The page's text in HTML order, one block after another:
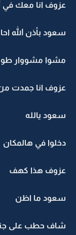
عزوف انا معك
سعود بأذن الله
مشوا مشووار
عزوف انا جمدت من
سعود يالله
دخلوا في هالمكان
عزوف هذا كهف
سعود ما اظن
شاف حطب على